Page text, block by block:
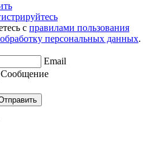
с правилами пользования
обработку персональных данных.
Email
Сообщение